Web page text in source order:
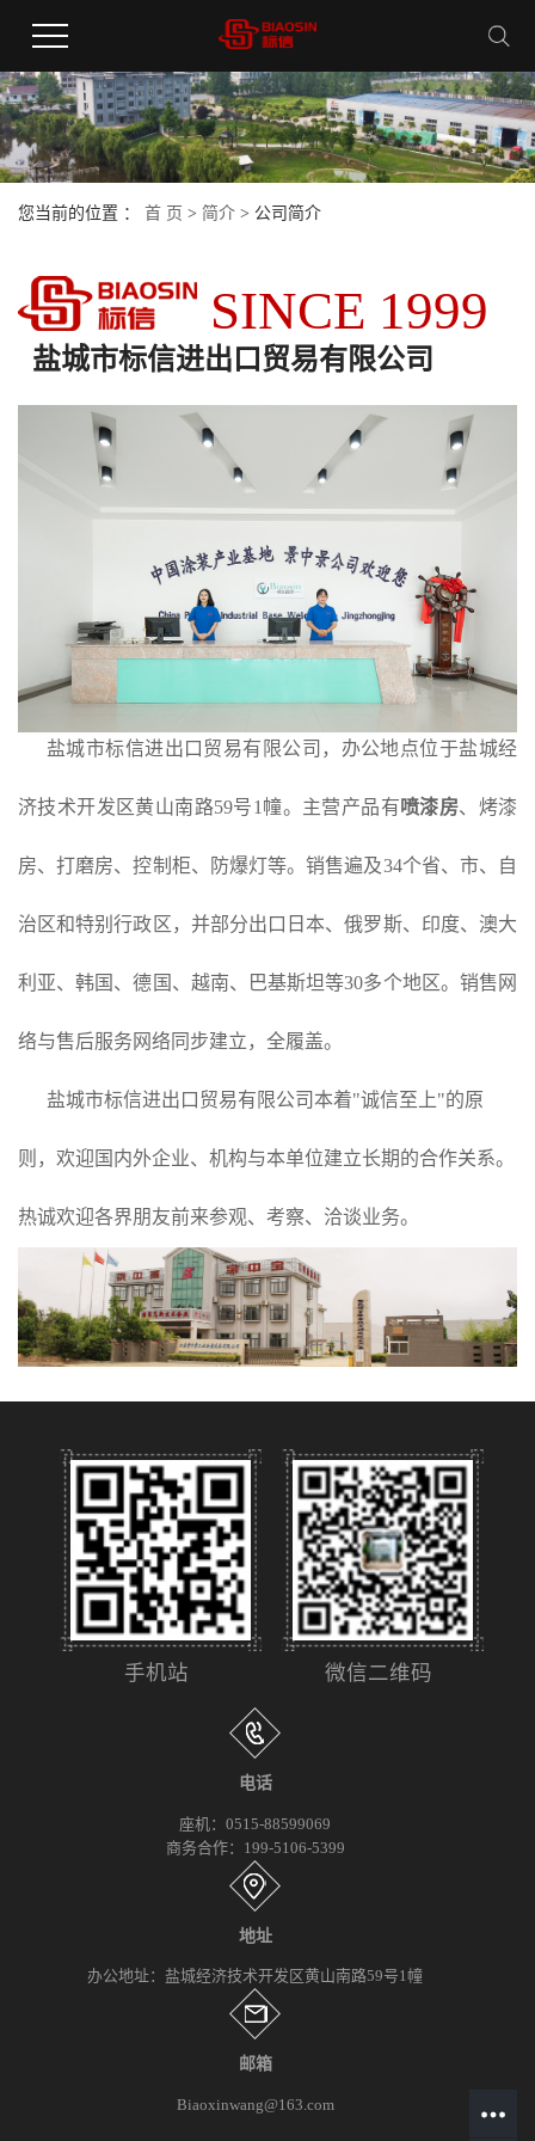
您当前的位置 ： 首 页 > 简介 > 公司简介
SINCE 1999
盐城市标信进出口贸易有限公司
盐城市标信进出口贸易有限公司，办公地点位于盐城经
济技术开发区黄山南路59号1幢。主营产品有喷漆房、烤漆
房、打磨房、控制柜、防爆灯等。销售遍及34个省、市、自
治区和特别行政区，并部分出口日本、俄罗斯、印度、澳大
利亚、韩国、德国、越南、巴基斯坦等30多个地区。销售网
络与售后服务网络同步建立，全履盖。
盐城市标信进出口贸易有限公司本着"诚信至上"的原
则，欢迎国内外企业、机构与本单位建立长期的合作关系。
热诚欢迎各界朋友前来参观、考察、洽谈业务。
手机站 微信二维码
电话
座机：0515-88599069
商务合作：199-5106-5399
地址
办公地址：盐城经济技术开发区黄山南路59号1幢
邮箱
Biaoxinwang@163.com